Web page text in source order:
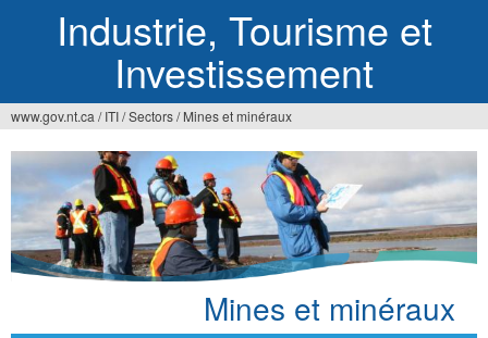
Industrie, Tourisme et
Investissement
Vous
êtes
ici
www.gov.nt.ca / ITI/Sectors/ Mines et minéraux
Mines et minéraux